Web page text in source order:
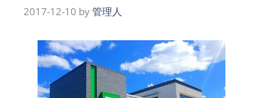
2017-12-10 by管理人